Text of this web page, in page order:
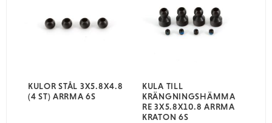
KULOR STÅL 3X5.8X4.8
(4 ST) ARRMA 6S
KULA TILL
KRÄNGNINGSHÄMMA
RE 3X5.8X10.8 ARRMA
KRATON 6S